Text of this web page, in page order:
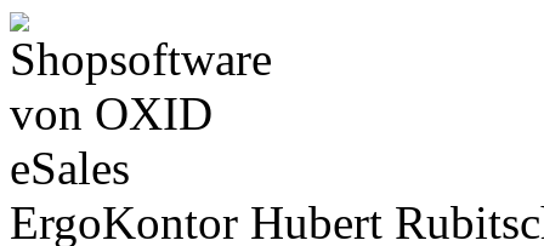
ErgoKontor Hubert